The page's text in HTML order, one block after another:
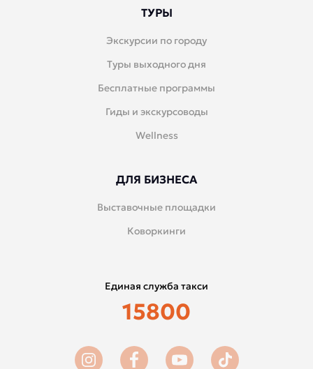
ТУРЫ
Экскурсии по городу
Туры выходного дня
Бесплатные программы
Гиды и экскурсоводы
Wellness
ДЛЯ БИЗНЕСА
Выставочные площадки
Коворкинги
Единая служба такси
15800